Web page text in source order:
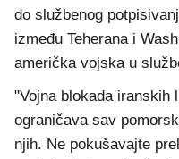
do službenog
između Teherana i
američka vojska u
"Vojna blokada iranskih
ograničava sav
njih. Ne pokušavajte